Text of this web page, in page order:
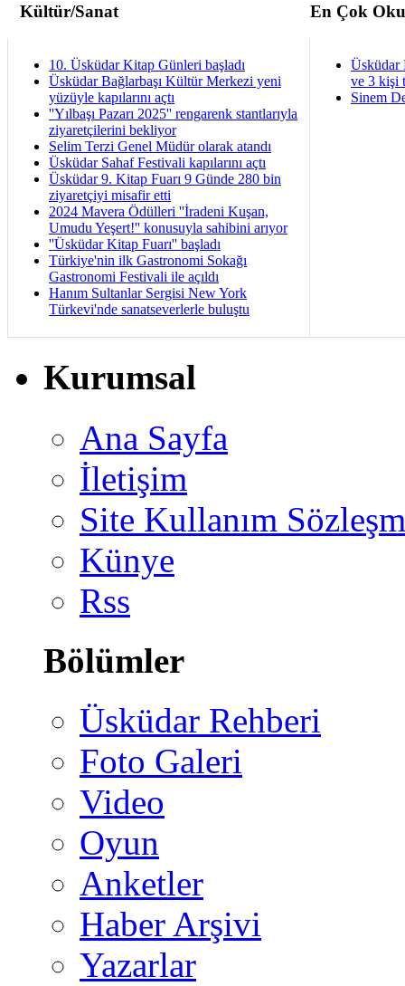
Kültür/Sanat En Çok
10. Üsküdar Kitap Günleri başladı
Üsküdar Bağlarbaşı Kültür Merkezi yeni
yüzüyle kapılarını açtı
''Yılbaşı Pazarı 2025'' rengarenk stantlarıyla
ziyaretçilerini bekliyor
Selim Terzi Genel Müdür olarak atandı
Üsküdar Sahaf Festivali kapılarını açtı
Üsküdar 9. Kitap Fuarı 9 Günde 280 bin
ziyaretçiyi misafir etti
2024 Mavera Ödülleri ''İradeni Kuşan,
Umudu Yeşert!'' konusuyla sahibini arıyor
''Üsküdar Kitap Fuarı'' başladı
Türkiye'nin ilk Gastronomi Sokağı
Gastronomi Festivali ile açıldı
Hanım Sultanlar Sergisi New York
Türkevi'nde sanatseverlerle buluştu
Üsküdar
ve 3 kişi
Sinem
Kurumsal
Ana Sayfa
İletişim
Site Kullanım
Künye
Rss
Bölümler
Üsküdar Rehberi
Foto Galeri
Video
Oyun
Anketler
Haber Arşivi
Yazarlar